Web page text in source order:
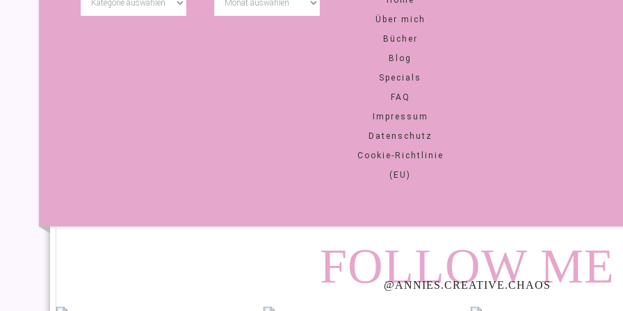
Über mich
Bücher
Blog
Specials
FAQ
Impressum
Datenschutz
Cookie-Richtlinie
(EU)
FOLLOW ME
@ANNIES.CREATIVE.CHAOS